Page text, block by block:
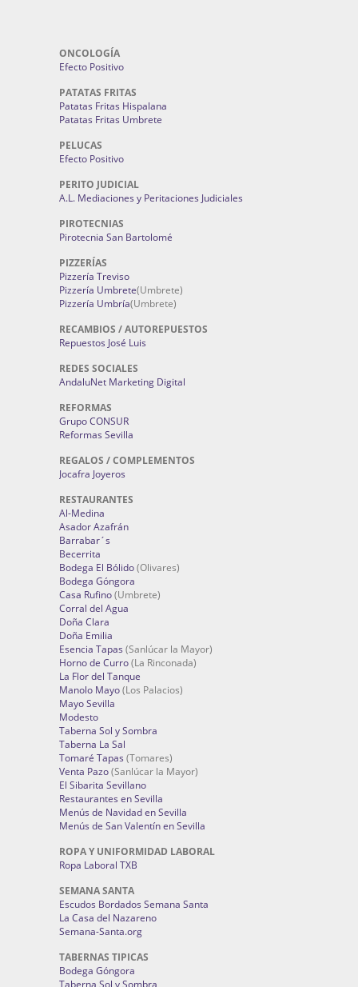
ONCOLOGÍA
Efecto Positivo
PATATAS FRITAS
Patatas Fritas Hispalana
Patatas Fritas Umbrete
PELUCAS
Efecto Positivo
PERITO JUDICIAL
A.L. Mediaciones y Peritaciones Judiciales
PIROTECNIAS
Pirotecnia San Bartolomé
PIZZERÍAS
Pizzería Treviso
Pizzería Umbrete(Umbrete)
Pizzería Umbría(Umbrete)
RECAMBIOS / AUTOREPUESTOS
Repuestos José Luis
REDES SOCIALES
AndaluNet Marketing Digital
REFORMAS
Grupo CONSUR
Reformas Sevilla
REGALOS / COMPLEMENTOS
Jocafra Joyeros
RESTAURANTES
Al-Medina
Asador Azafrán
Barrabar´s
Becerrita
Bodega El Bólido(Olivares)
Bodega Góngora
Casa Rufino(Umbrete)
Corral del Agua
Doña Clara
Doña Emilia
Esencia Tapas (Sanlúcar la Mayor)
Horno de Curro(La Rinconada)
La Flor del Tanque
Manolo Mayo(Los Palacios)
Mayo Sevilla
Modesto
Taberna Sol y Sombra
Taberna La Sal
Tomaré Tapas (Tomares)
Venta Pazo(Sanlúcar la Mayor)
El Sibarita Sevillano
Restaurantes en Sevilla
Menús de Navidad en Sevilla
Menús de San Valentín en Sevilla
ROPA Y UNIFORMIDAD LABORAL
Ropa Laboral TXB
SEMANA SANTA
Escudos Bordados Semana Santa
La Casa del Nazareno
Semana-Santa.org
TABERNAS TIPICAS
Bodega Góngora
Taberna Sol y Sombra